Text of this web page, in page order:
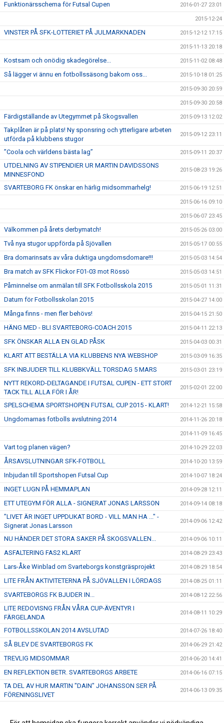
Funktionärsschema för Futsal Cupen 2016-01-27 23:01
2015-12-24
VINSTER PÅ SFK-LOTTERIET PÅ JULMARKNADEN 2015-12-12 17:15
2015-11-13 20:18
Kostsam och onödig skadegörelse... 2015-11-02 08:48
Så lägger vi ännu en fotbollssäsong bakom oss... 2015-10-18 01:25
2015-09-30 20:59
2015-09-30 20:58
Färdigställande av Utegymmet på Skogsvallen 2015-09-13 12:02
Takplåten är på plats! Ny sponsring och ytterligare arbeten
utförda på klubbens stugor
2015-09-12 23:11
”Coola och världens bästa lag” 2015-09-11 20:37
UTDELNING AV STIPENDIER UR MARTIN DAVIDSSONS
MINNESFOND
2015-08-23 19:26
SVARTEBORG FK önskar en härlig midsommarhelg! 2015-06-19 12:51
2015-06-16 09:10
2015-06-07 23:45
Välkommen på årets derbymatch! 2015-05-26 03:00
Två nya stugor uppförda på Sjövallen 2015-05-17 00:55
Bra domarinsats av våra duktiga ungdomsdomare!!! 2015-05-03 14:54
Bra match av SFK Flickor F01-03 mot Rössö 2015-05-03 14:51
Påminnelse om anmälan till SFK Fotbollsskola 2015 2015-05-01 11:31
Datum för Fotbollsskolan 2015 2015-04-27 14:00
Många finns - men fler behövs! 2015-04-15 21:50
HÄNG MED - BLI SVARTEBORG-COACH 2015 2015-04-11 22:13
SFK ÖNSKAR ALLA EN GLAD PÅSK 2015-04-03 00:31
KLART ATT BESTÄLLA VIA KLUBBENS NYA WEBSHOP 2015-03-09 16:35
SFK INBJUDER TILL KLUBBKVÄLL TORSDAG 5 MARS 2015-03-01 23:19
NYTT REKORD-DELTAGANDE I FUTSAL CUPEN - ETT STORT
TACK TILL ALLA FÖR I ÅR!
2015-02-01 22:00
SPELSCHEMA SPORTSHOPEN FUTSAL CUP 2015 - KLART! 2014-12-21 15:58
Ungdomarnas fotbolls avslutning 2014 2014-11-26 20:18
2014-11-09 16:45
Vart tog planen vägen? 2014-10-29 22:03
ÅRSAVSLUTNINGAR SFK-FOTBOLL 2014-10-20 13:59
Inbjudan till Sportshopen Futsal Cup 2014-10-07 18:24
INGET LUGN PÅ HEMMAPLAN 2014-09-28 12:11
ETT UTEGYM FÖR ALLA - SIGNERAT JONAS LARSSON 2014-09-14 08:18
”LIVET ÄR INGET UPPDUKAT BORD - VILL MAN HA ..." -
Signerat Jonas Larsson
2014-09-06 12:42
NU HÄNDER DET STORA SAKER PÅ SKOGSVALLEN... 2014-09-06 10:11
ASFALTERING FAS2 KLART 2014-08-29 23:43
Lars-Åke Winblad om Svarteborgs konstgräsprojekt 2014-08-29 18:54
LITE FRÅN AKTIVITETERNA PÅ SJÖVALLEN I LÖRDAGS 2014-08-25 01:11
SVARTEBORGS FK BJUDER IN... 2014-08-12 22:56
LITE REDOVISNG FRÅN VÅRA CUP-ÄVENTYR I
FÄRGELANDA
2014-08-11 10:29
FOTBOLLSSKOLAN 2014 AVSLUTAD 2014-07-26 18:40
SÅ BLEV DE SVARTEBORGS FK 2014-06-29 21:42
TREVLIG MIDSOMMAR 2014-06-20 14:41
EN REFLEKTION BETR. SVARTEBORGS ARBETE 2014-06-16 07:15
TA DEL AV HUR MARTIN "DAIN" JOHANSSON SER PÅ
FÖRENINGSLIVET
2014-06-13 09:35